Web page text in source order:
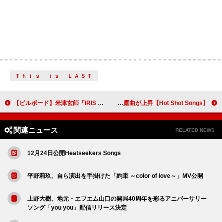
Ｔｈｉｓ ｉｓ ＬＡＳＴ
【ビルボード】米津玄師「IRIS OUT」14週連続のアニメ首位獲得 シャキーラが3位に浮上 【Hot Shot Songs】玉置浩二「ファンファーレ」首位、ミセスドーム披露曲が上昇
関連ニュース RELATED NEWS
12月24日公開Heatseekers Songs
平野莉玖、自ら演出を手掛けた「約束 ～color of love～」MV公開
上野大樹、地元・エフエム山口の開局40周年を彩るアニバーサリー
ソング「you you」配信リリース決定